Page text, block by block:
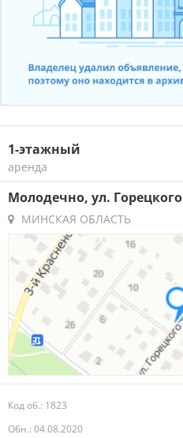
1-этажный
аренда
Молодечно, ул. Горецкого
МИНСКАЯ ОБЛАСТЬ
Код об.: 1823
Обн.: 04.08.2020